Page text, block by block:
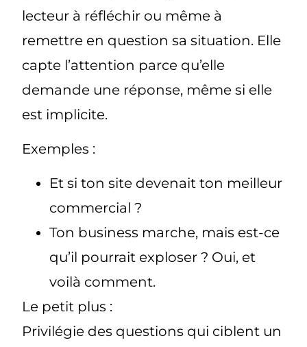
lecteur à réfléchir ou même à
remettre en question sa situation. Elle
capte l’attention parce qu’elle
demande une réponse, même si elle
est implicite.
Exemples :
Et si ton site devenait ton meilleur
commercial ?
Ton business marche, mais est-ce
qu’il pourrait exploser ? Oui, et
voilà comment.
Le petit plus :
Privilégie des questions qui ciblent un